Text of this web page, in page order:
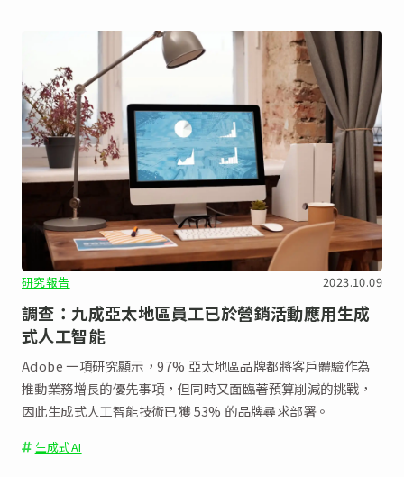
研究報告 2023.10.09
調查：九成亞太地區員工已於營銷活動應用生成
式人工智能
Adobe 一項研究顯示，97% 亞太地區品牌都將客戶體驗作為
推動業務增長的優先事項，但同時又面臨著預算削減的挑戰，
因此生成式人工智能技術已獲 53% 的品牌尋求部署。
生成式AI